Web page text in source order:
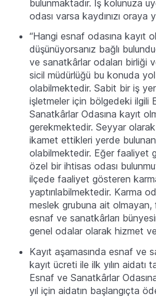
bulunmaktadır. İş kolunuza
odası varsa kaydınızı oraya
“Hangi esnaf odasına kayıt
düşünüyorsanız bağlı
ve sanatkârlar odaları birliği
sicil müdürlüğü bu konuda
olabilmektedir. Sabit bir iş
işletmeler için bölgedeki ilgili
Sanatkârlar Odasına kayıt
gerekmektedir. Seyyar olarak
ikamet ettikleri yerde
olabilmektedir. Eğer faaliyet
özel bir ihtisas odası
ilçede faaliyet gösteren
yaptırılabilmektedir. Karma
meslek grubuna ait olmayan,
esnaf ve sanatkârları
genel odalar olarak hizmet
Kayıt aşamasında esnaf ve
kayıt ücreti ile ilk yılın aidatı
Esnaf ve Sanatkârlar
yıl için aidatın başlangıçta